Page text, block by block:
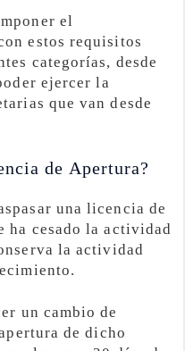
el
estos requisitos
categorías, desde
ejercer la
que van desde
de Apertura?
una licencia de
ha cesado la actividad
la actividad
un cambio de
de dicho